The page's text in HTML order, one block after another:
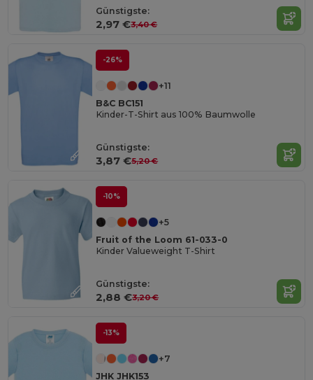
Günstigste:
2,97 €3,40 €
-26%
+11
B&C BC151
Kinder-T-Shirt aus 100% Baumwolle
Günstigste:
3,87 €5,20 €
-10%
+5
Fruit of the Loom 61-033-0
Kinder Valueweight T-Shirt
Günstigste:
2,88 €3,20 €
-13%
+7
JHK JHK153